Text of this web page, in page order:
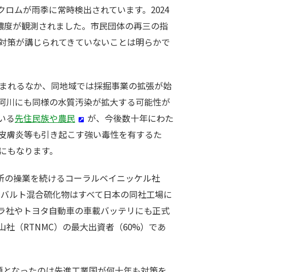
ムが雨季に常時検出されています。2024
が観測されました。市民団体の再三の指
策が講じられてきていないことは明らかで
れるなか、同地域では採掘事業の拡張が始
川にも同様の水質汚染が拡大する可能性が
る先住民族や農民
が、今後数十年にわた
膚炎等も引き起こす強い毒性を有するた
なります。
操業を続けるコーラルベイニッケル社
ルト混合硫化物はすべて日本の同社工場に
社やトヨタ自動車の車載バッテリにも正式
（RTNMC）の最大出資者（60%）であ